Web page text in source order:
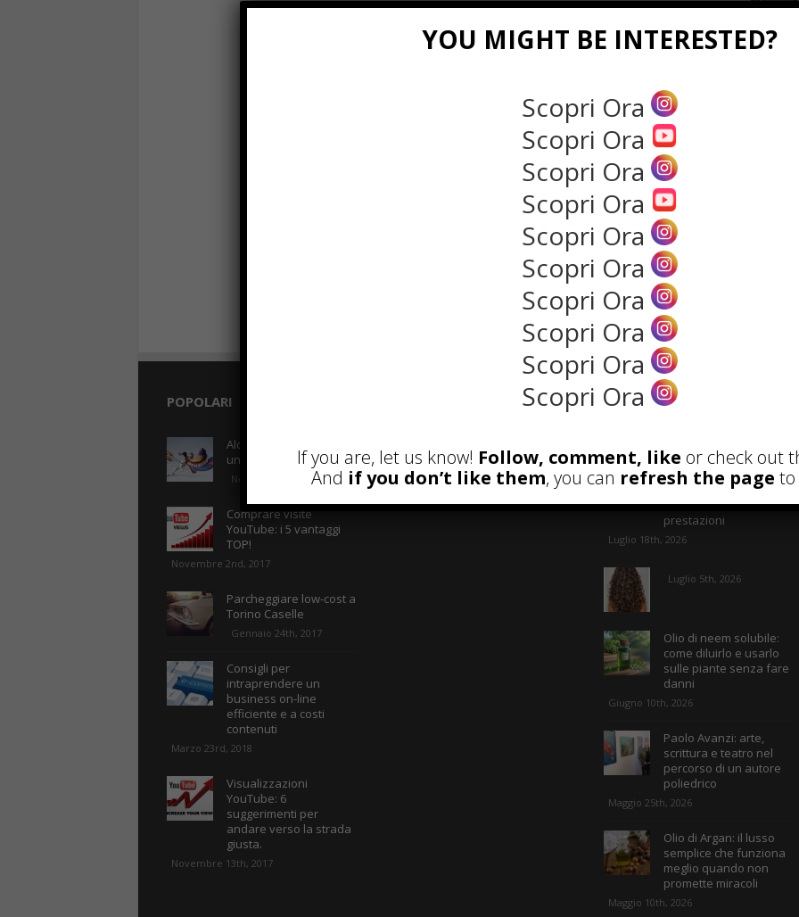
POPOLARI
Alcuni trucchi per avere
un blog di successo
Novembre 22nd, 2016
Comprare visite
YouTube: i 5 vantaggi
TOP!
Novembre 2nd, 2017
Parcheggiare low-cost a
Torino Caselle
Gennaio 24th, 2017
Consigli per
intraprendere un
business on-line
efficiente e a costi
contenuti
Marzo 23rd, 2018
Visualizzazioni
YouTube: 6
suggerimenti per
andare verso la strada
giusta.
Novembre 13th, 2017
POST ATTUALI
ecologica: come
costruire con materiali
naturali senza
rinunciare alle
prestazioni
Luglio 18th, 2026
Luglio 5th, 2026
Olio di neem solubile:
come diluirlo e usarlo
sulle piante senza fare
danni
Giugno 10th, 2026
Paolo Avanzi: arte,
scrittura e teatro nel
percorso di un autore
poliedrico
Maggio 25th, 2026
Olio di Argan: il lusso
semplice che funziona
meglio quando non
promette miracoli
Maggio 10th, 2026
YOU MIGHT BE INTERESTED?
Scopri Ora
Scopri Ora
Scopri Ora
Scopri Ora
Scopri Ora
Scopri Ora
Scopri Ora
Scopri Ora
Scopri Ora
Scopri Ora
If you are, let us know! Follow, comment, like or check out
And if you don’t like them, you can refresh the page to